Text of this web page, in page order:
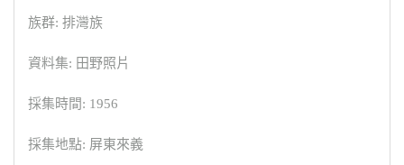
族群: 排灣族
資料集: 田野照片
採集時間: 1956
採集地點: 屏東來義